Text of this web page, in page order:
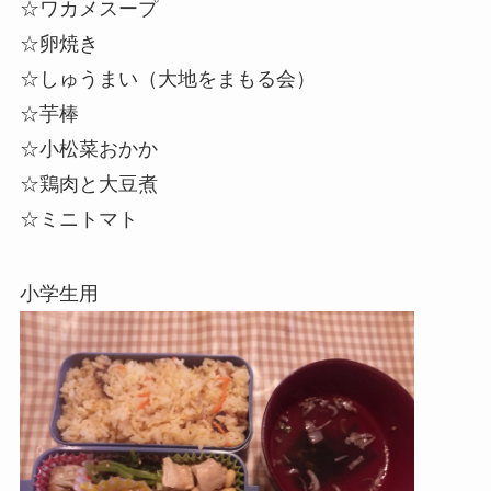
☆ワカメスープ
☆卵焼き
☆しゅうまい（大地をまもる会）
☆芋棒
☆小松菜おかか
☆鶏肉と大豆煮
☆ ミニトマト
小学生用